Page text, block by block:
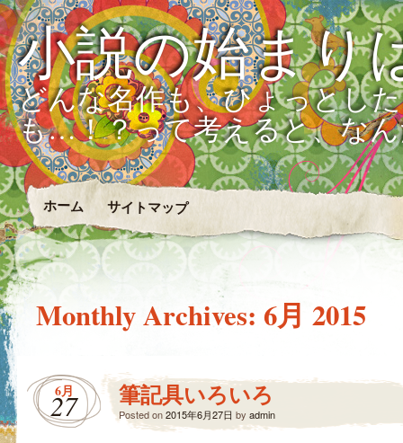
小説の始まり
どんな名作も、ひょっとし
も…！？って考えると、な
ホーム サイトマップ
Monthly Archives: 6月 2015
6月
27 筆記具いろいろ
Posted on2015年6月27日 by admin